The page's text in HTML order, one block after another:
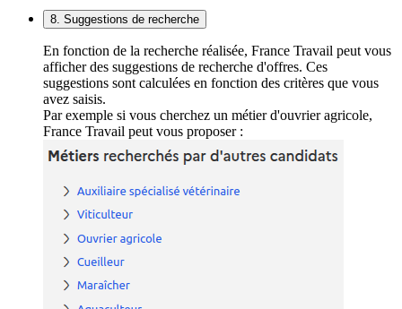
8. Suggestions de recherche
En fonction de la recherche réalisée, France Travail peut vous
afficher des suggestions de recherche d'offres. Ces
suggestions sont calculées en fonction des critères que vous
avez saisis.
Par exemple si vous cherchez un métier d'ouvrier agricole,
France Travail peut vous proposer :